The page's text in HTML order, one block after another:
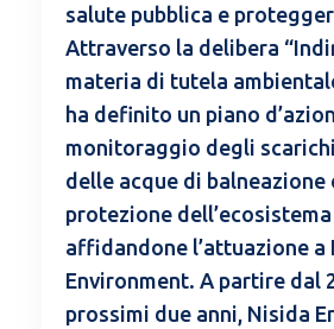
salute pubblica e
Attraverso la delibera
materia di tutela
ha definito un piano
monitoraggio degli
delle acque di balneazione
protezione
affidandone l’attuazione a
Environment. A partire dal
prossimi due anni, Nisida